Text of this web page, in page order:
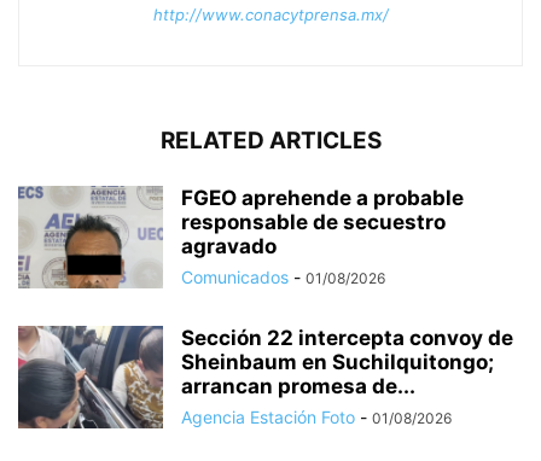
http://www.conacytprensa.mx/
RELATED ARTICLES
FGEO aprehende a probable
responsable de secuestro
agravado
Comunicados - 01/08/2026
Sección 22 intercepta convoy de
Sheinbaum en Suchilquitongo;
arrancan promesa de...
Agencia Estación Foto - 01/08/2026